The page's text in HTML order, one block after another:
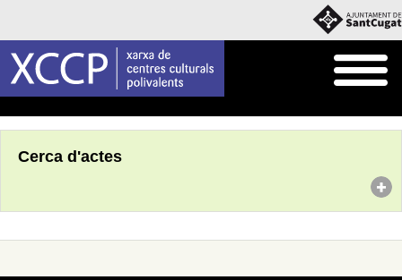
Cerca d'actes